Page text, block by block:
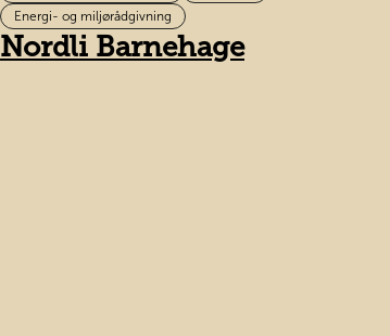
Energi- og miljørådgivning
Nordli Barnehage